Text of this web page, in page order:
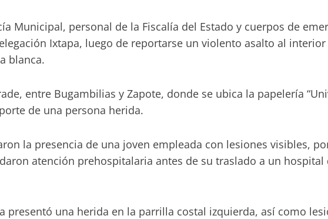
Municipal, personal de la Fiscalía del Estado y cuerpos de
Ixtapa, luego de reportarse un violento asalto al
blanca.
entre Bugambilias y Zapote, donde se ubica la papelería
de una persona herida.
la presencia de una joven empleada con lesiones visibles,
atención prehospitalaria antes de su traslado a un
una herida en la parrilla costal izquierda, así como